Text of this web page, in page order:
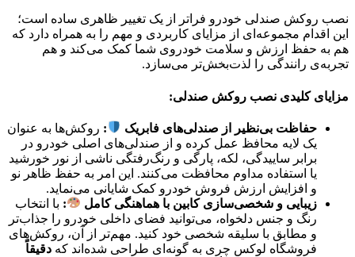
نصب روکش صندلی خودرو فراتر از یک تغییر ظاهری ساده است؛
این اقدام مجموعه‌ای از مزایای کاربردی و مهم را به همراه دارد که
هم به حفظ ارزش و سلامت خودروی شما کمک می‌کند و هم
تجربه‌ی رانندگی را لذت‌بخش‌تر می‌سازد.
مزایای کلیدی نصب روکش صندلی:
حفاظت بی‌نظیر از صندلی‌های فابریک : روکش‌ها به عنوان
یک لایه محافظ عمل کرده و از صندلی‌های اصلی خودرو در
برابر ساییدگی، لکه، پارگی و رنگ‌رفتگی ناشی از نور خورشید
یا استفاده مداوم محافظت می‌کنند. این امر به حفظ ظاهر نو
و افزایش ارزش فروش خودرو کمک شایانی می‌نماید.
زیبایی و شخصی‌سازی کابین با هماهنگی کامل
: با انتخاب
رنگ و جنس دلخواه، می‌توانید فضای داخلی خودرو را جذاب‌تر
و مطابق با سلیقه شخصی خود کنید. مهم‌تر از آن، روکش‌های
فروشگاه لوکس چری به گونه‌ای طراحی شده‌اند که دقیقاً